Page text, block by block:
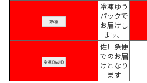
冷凍ゆう
パックで
お届けし
ます。
佐川急便
でのお届
けとなり
ます